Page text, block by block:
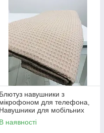
Блютуз навушники з
мікрофоном для телефона,
Навушники для мобільних
телефонів PRO музики YV-30
В наявності